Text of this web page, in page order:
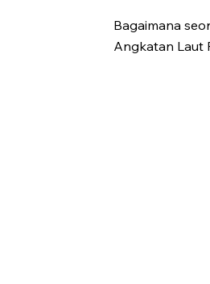
Bagaimana
Angkatan Laut